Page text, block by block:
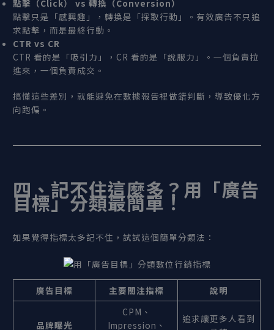
點擊（Click） vs轉換（Conversion）
點擊只是「感興趣」，轉換是「採取行動」。有效廣告不只追
求點擊，而是最終行動。
CTR vs CR
CTR 看的是「吸引力」，CR 看的是「說服力」。一個負責拉
進來，一個負責成交。
搞懂這些差別，就能避免在數據報告裡做錯判斷，導致優化方
向跑偏。
四、記不住這麼多？用「廣告
目標」分類最簡單！
如果覺得指標太多記不住，試試這個簡單分類法：
廣告目標 主要關注指標 說明
品牌曝光
CPM、
Impression、
追求讓更多人看到